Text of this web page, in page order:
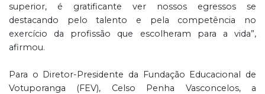
superior, é gratificante ver nossos egressos se
destacando pelo talento e pela competência no
exercício da profissão que escolheram para a vida”,
afirmou.
Para o Diretor-Presidente da Fundação Educacional de
Votuporanga (FEV), Celso Penha Vasconcelos, a